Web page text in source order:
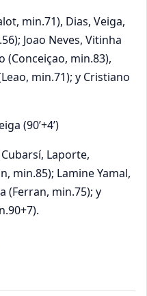
min.71), Dias, Veiga,
Joao Neves, Vitinha
(Conceiçao, min.83),
min.71); y Cristiano
(90’+4’)
Laporte,
min.85); Lamine Yamal,
(Ferran, min.75); y